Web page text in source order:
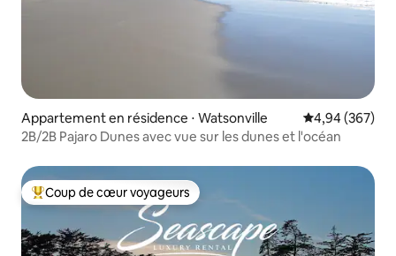
Appartement en résidence ⋅ Watsonville Évaluation
4,94 (367)
2B/2B Pajaro Dunes avec vue sur les dunes et l'océan
Coups de cœur voyageurs les plus appréciés
Coup de cœur voyageurs